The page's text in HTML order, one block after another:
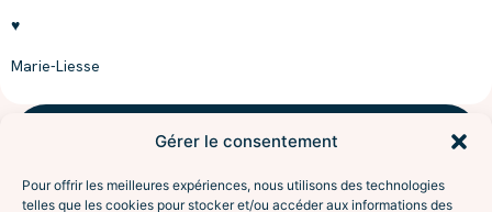
Gérer le consentement
Pour offrir les meilleures expériences, nous utilisons des technologies
telles que les cookies pour stocker et/ou accéder aux informations des
♥
Marie-Liesse
NAVIGUER
Accompagnements
À propos